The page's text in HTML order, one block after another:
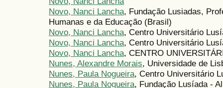
Novo, Nanci Lancha, Fundação Lusiadas,
Humanas e da Educação (Brasil)
Novo, Nanci Lancha, Centro Universitário
Novo, Nanci Lancha, Centro Universitário
Novo, Nanci Lancha, CENTRO
Nunes, Alexandre Morais, Universidade de
Nunes, Paula Nogueira, Centro Universitário
Nunes, Paula Nogueira, Fundação Lusíada -